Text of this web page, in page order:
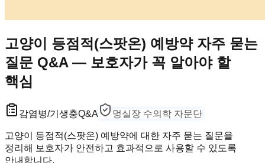
고양이 등점적(스팟온) 예방약 자주 묻는
질문 Q&A — 보호자가 꼭 알아야 할
핵심
감염병/기생충Q&A 멍실장 수의학 자문단
고양이 등점적(스팟온) 예방약에 대한 자주 묻는 질문을
정리해 보호자가 안전하고 효과적으로 사용할 수 있도록
안내합니다.